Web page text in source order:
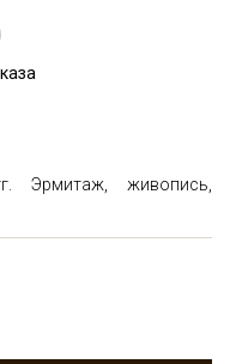
Эрмитаж, живопись,